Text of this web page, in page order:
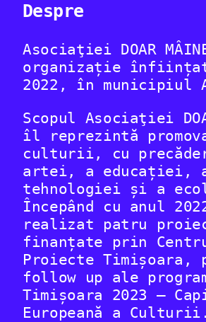
Despre
Asociaţiei DOAR
organizație
2022, în municipiul
Scopul Asociaţiei
îl reprezintă
culturii, cu
artei, a educației,
tehnologiei și a
Începând cu anul
realizat patru
finanțate prin
Proiecte Timișoara,
follow up ale
Timișoara 2023 –
Europeană a Culturii.